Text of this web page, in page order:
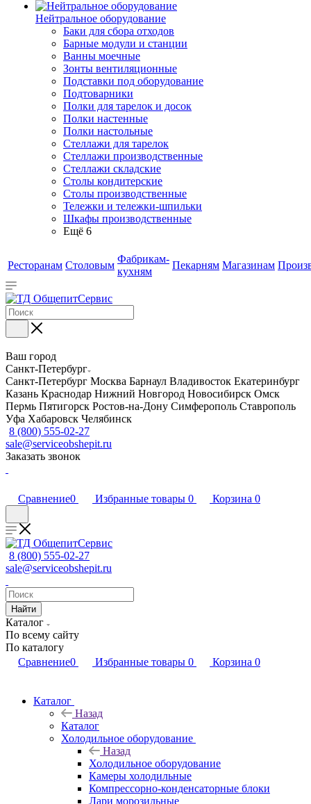
Нейтральное оборудование
Баки для сбора отходов
Барные модули и станции
Ванны моечные
Зонты вентиляционные
Подставки под оборудование
Подтоварники
Полки для тарелок и досок
Полки настенные
Полки настольные
Стеллажи для тарелок
Стеллажи производственные
Стеллажи складские
Столы кондитерские
Столы производственные
Тележки и тележки-шпильки
Шкафы производственные
Ещё 6
Ресторанам Столовым
Фабрикам-
кухням
Пекарням Магазинам
Ваш город
Санкт-Петербург
Санкт-Петербург Москва Барнаул Владивосток Екатеринбург
Казань Краснодар Нижний Новгород Новосибирск Омск
Пермь Пятигорск Ростов-на-Дону Симферополь Ставрополь
Уфа Хабаровск Челябинск
8 (800) 555-02-27
sale@serviceobshepit.ru
Заказать звонок
Сравнение0 Избранные товары 0 Корзина 0
8 (800) 555-02-27
sale@serviceobshepit.ru
Найти
Каталог
По всему сайту
По каталогу
Сравнение0 Избранные товары 0 Корзина 0
Каталог
Назад
Каталог
Холодильное оборудование
Назад
Холодильное оборудование
Камеры холодильные
Компрессорно-конденсаторные блоки
Лари морозильные